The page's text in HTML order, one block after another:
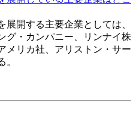
展開する主要企業としては、
グ・カンパニー、リンナイ株
メリカ社、アリストン・サー
。